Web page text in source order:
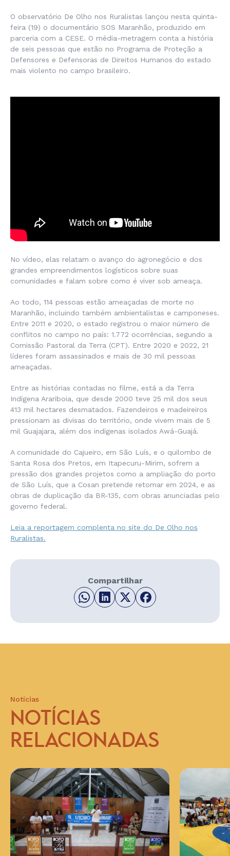
O observatório De Olho nos Ruralistas lançou nesta quinta-
feira (19) o documentário SOS Maranhão, produzido em
parceria com a CESE. O média-metragem conta a história
de seis pessoas que estão no Programa de Proteção a
Defensores e Defensoras de Direitos Humanos do estado
mais violento no campo brasileiro.
No vídeo, elas relatam o avanço do agronegócio e dos
grandes empreendimentos logísticos sobre suas
comunidades e falam sobre como é viver sob ameaça.
Ao todo, 114 pessoas estão ameaçadas de morte no
Maranhão, incluindo também ambientalistas e camponeses.
Entre 2011 e 2020, o estado registrou o maior número de
conflitos no campo no país: 1.772 ocorrências, segundo a
Comissão Pastoral da Terra (CPT). Entre 2020 e 2022, 21
líderes foram assassinados e mais de 30 mil pessoas
ameaçadas.
Entre as histórias contadas no filme, está a da Terra
Indígena Arariboia, que desde 2000 teve 25 mil dos seus
413 mil hectares desmatados. Fazendeiros e madeireiros
pressionam as divisas do território, onde vivem mais de 5
mil Guajajara, além dos indígenas isolados Awá-Guajá.
A comunidade do Cajueiro, em São Luís, e o quilombo de
Santa Rosa dos Pretos, em Itapecuru-Mirim, sofrem a
pressão dos grandes projetos como a ampliação do porto
de São Luís, que a Cosan pretende retomar em 2024, e as
obras de duplicação da BR-135, com obras anunciadas pelo
governo federal.
Leia a reportagem complenta no site do De Olho nos
Ruralistas.
Compartilhar
Notícias
NOTÍCIAS
RELACIONADAS